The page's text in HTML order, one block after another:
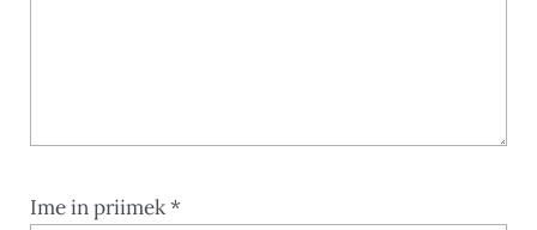
Ime in priimek*